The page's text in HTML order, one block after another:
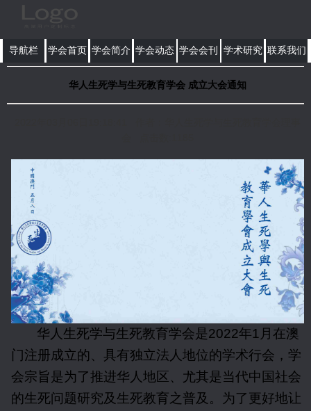
导航栏 学会首页 学会简介 学会动态 学会会刊 学术研究 联系我们
华人生死学与生死教育学会 成立大会通知
华人生死学与生死教育学会是2022年1月在澳
门注册成立的、具有独立法人地位的学术行会，学
会宗旨是为了推进华人地区、尤其是当代中国社会
的生死问题研究及生死教育之普及。为了更好地让